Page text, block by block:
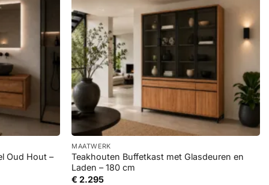
Oud Hout –
MAATWERK
Teakhouten Buffetkast met Glasdeuren en
Laden – 180 cm
€ 2.295